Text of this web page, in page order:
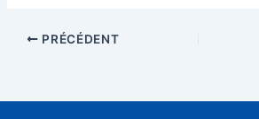
PRÉCÉDENT